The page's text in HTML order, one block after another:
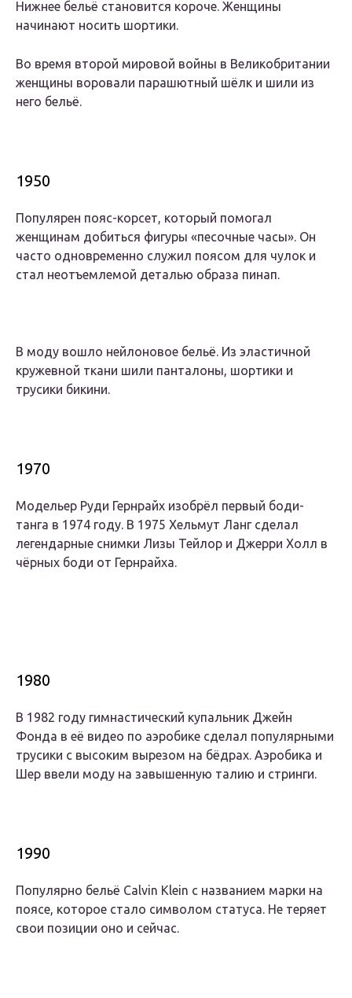
Нижнее бельё становится короче. Женщины
начинают носить шортики.
Во время второй мировой войны в Великобритании
женщины воровали парашютный шёлк и шили из
него бельё.
1950
Популярен пояс-корсет, который помогал
женщинам добиться фигуры «песочные часы». Он
часто одновременно служил поясом для чулок и
стал неотъемлемой деталью образа пинап.
В моду вошло нейлоновое бельё. Из эластичной
кружевной ткани шили панталоны, шортики и
трусики бикини.
1970
Модельер Руди Гернрайх изобрёл первый боди-
танга в 1974 году. В 1975 Хельмут Ланг сделал
легендарные снимки Лизы Тейлор и Джерри Холл в
чёрных боди от Гернрайха.
1980
В 1982 году гимнастический купальник Джейн
Фонда в её видео по аэробике сделал популярными
трусики с высоким вырезом на бёдрах. Аэробика и
Шер ввели моду на завышенную талию и стринги.
1990
Популярно бельё Calvin Klein с названием марки на
поясе, которое стало символом статуса. Не теряет
свои позиции оно и сейчас.